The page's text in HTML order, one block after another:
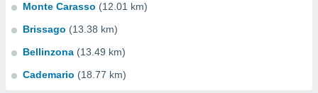
Monte Carasso (12.01 km)
Brissago (13.38 km)
Bellinzona (13.49 km)
Cademario (18.77 km)